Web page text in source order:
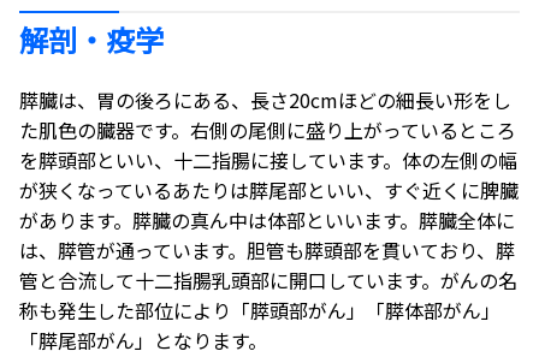
解剖・疫学
膵臓は、胃の後ろにある、長さ20cmほどの細長い形をし
た肌色の臓器です。右側の尾側に盛り上がっているところ
を膵頭部といい、十二指腸に接しています。体の左側の幅
が狭くなっているあたりは膵尾部といい、すぐ近くに脾臓
があります。膵臓の真ん中は体部といいます。膵臓全体に
は、膵管が通っています。胆管も膵頭部を貫いており、膵
管と合流して十二指腸乳頭部に開口しています。がんの名
称も発生した部位により「膵頭部がん」「膵体部がん」
「膵尾部がん」となります。